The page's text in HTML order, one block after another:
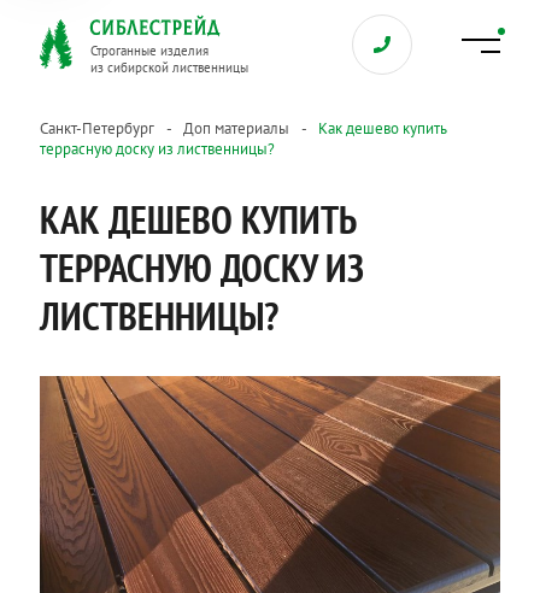
Строганные изделия
из сибирской лиственницы
Санкт-Петербург Доп материалы
Как дешево купить
террасную доску из лиственницы?
КАК ДЕШЕВО КУПИТЬ
ТЕРРАСНУЮ ДОСКУ ИЗ
ЛИСТВЕННИЦЫ?